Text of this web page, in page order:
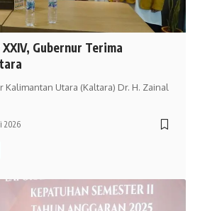
Gubernur Terima
Kalimantan Utara (Kaltara) Dr. H. Zainal
2026